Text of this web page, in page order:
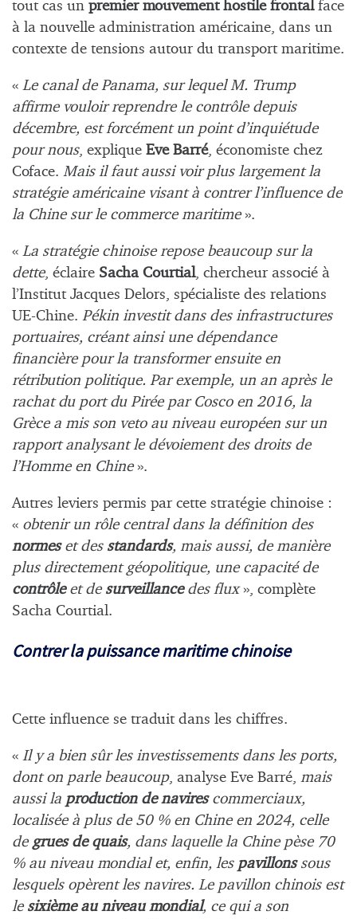
tout cas un premier mouvement hostile frontalface
à la nouvelle administration américaine, dans un
contexte de tensions autour du transport maritime.
« Le canal de Panama, sur lequel M. Trump
affirme vouloir reprendre le contrôle depuis
décembre, est forcément un point d’inquiétude
pour nous, explique Eve Barré, économiste chez
Coface. Mais il faut aussi voir plus largement la
stratégie américaine visant à contrer l’influence de
la Chine sur le commerce maritime».
« La stratégie chinoise repose beaucoup sur la
dette, éclaire Sacha Courtial, chercheur associé à
l’Institut Jacques Delors, spécialiste des relations
UE-Chine. Pékin investit dans des infrastructures
portuaires, créant ainsi une dépendance
financière pour la transformer ensuite en
rétribution politique. Par exemple, un an après le
rachat du port du Pirée par Cosco en 2016, la
Grèce a mis son veto au niveau européen sur un
rapport analysant le dévoiement des droits de
l’Homme en Chine».
Autres leviers permis par cette stratégie chinoise :
« obtenir un rôle central dans la définition des
normeset des standards, mais aussi, de manière
plus directement géopolitique, une capacité de
contrôleet de surveillancedes flux», complète
Sacha Courtial.
Contrer la puissance maritime chinoise
Cette influence se traduit dans les chiffres.
« Il y a bien sûr les investissements dans les ports,
dont on parle beaucoup, analyse Eve Barré, mais
aussi la production de navirescommerciaux,
localisée à plus de 50 % en Chine en 2024, celle
de grues de quais, dans laquelle la Chine pèse 70
% au niveau mondial et, enfin, les pavillonssous
lesquels opèrent les navires. Le pavillon chinois est
le sixième au niveau mondial, ce qui a son